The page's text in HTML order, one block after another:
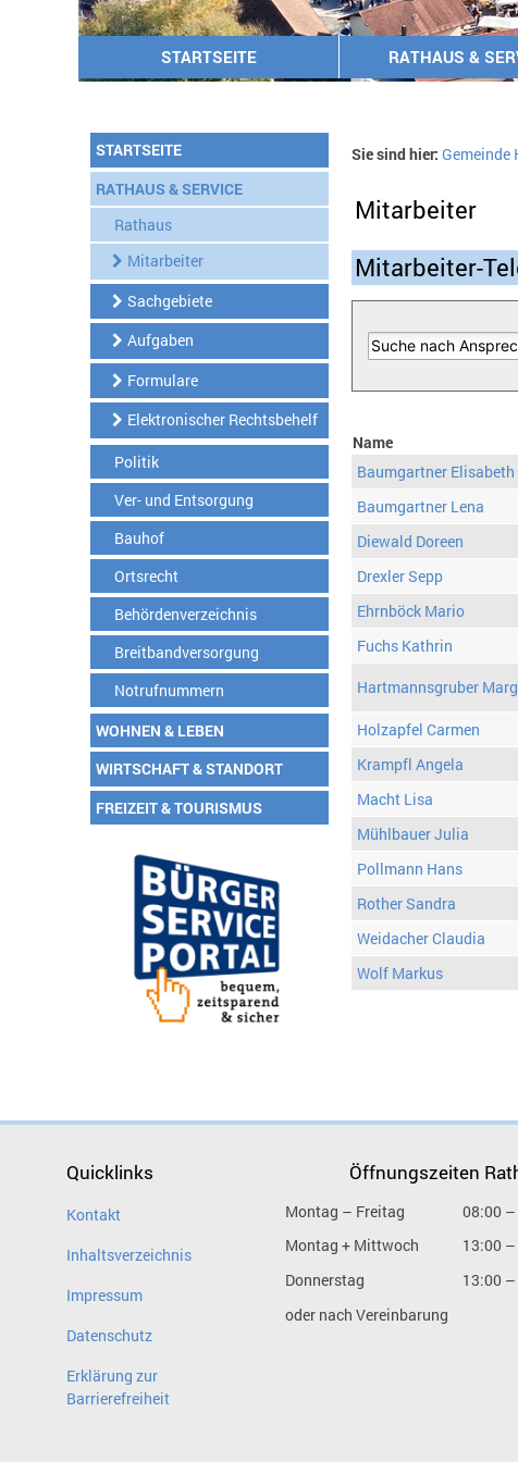
STARTSEITE RATHAUS &
STARTSEITE
RATHAUS & SERVICE
Rathaus
Mitarbeiter
Sachgebiete
Aufgaben
Formulare
Elektronischer Rechtsbehelf
Politik
Ver- und Entsorgung
Bauhof
Ortsrecht
Behördenverzeichnis
Breitbandversorgung
Notrufnummern
WOHNEN & LEBEN
WIRTSCHAFT & STANDORT
FREIZEIT & TOURISMUS
Sie sind hier: Gemeinde
Mitarbeiter
Mitarbeiter-
Name
Baumgartner Elisabeth
Baumgartner Lena
Diewald Doreen
Drexler Sepp
Ehrnböck Mario
Fuchs Kathrin
Hartmannsgruber
Holzapfel Carmen
Krampfl Angela
Macht Lisa
Mühlbauer Julia
Pollmann Hans
Rother Sandra
Weidacher Claudia
Wolf Markus
Quicklinks
Kontakt
Inhaltsverzeichnis
Impressum
Datenschutz
Erklärung zur
Barrierefreiheit
Öffnungszeiten
Montag – Freitag
08:00
Montag + Mittwoch
13:00
Donnerstag
13:00
oder nach Vereinbarung